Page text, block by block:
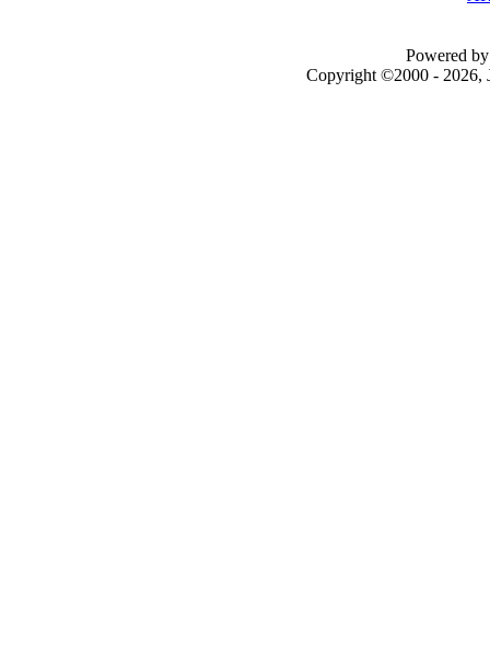
Powered
Copyright ©2000 - 2026,